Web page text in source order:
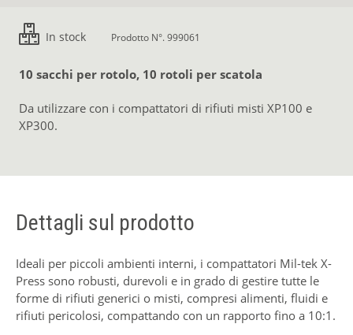
In stock Prodotto N°. 999061
10 sacchi per rotolo, 10 rotoli per scatola
Da utilizzare con i compattatori di rifiuti misti XP100 e
XP300.
Dettagli sul prodotto
Ideali per piccoli ambienti interni, i compattatori Mil-tek X-
Press sono robusti, durevoli e in grado di gestire tutte le
forme di rifiuti generici o misti, compresi alimenti, fluidi e
rifiuti pericolosi, compattando con un rapporto fino a 10:1.